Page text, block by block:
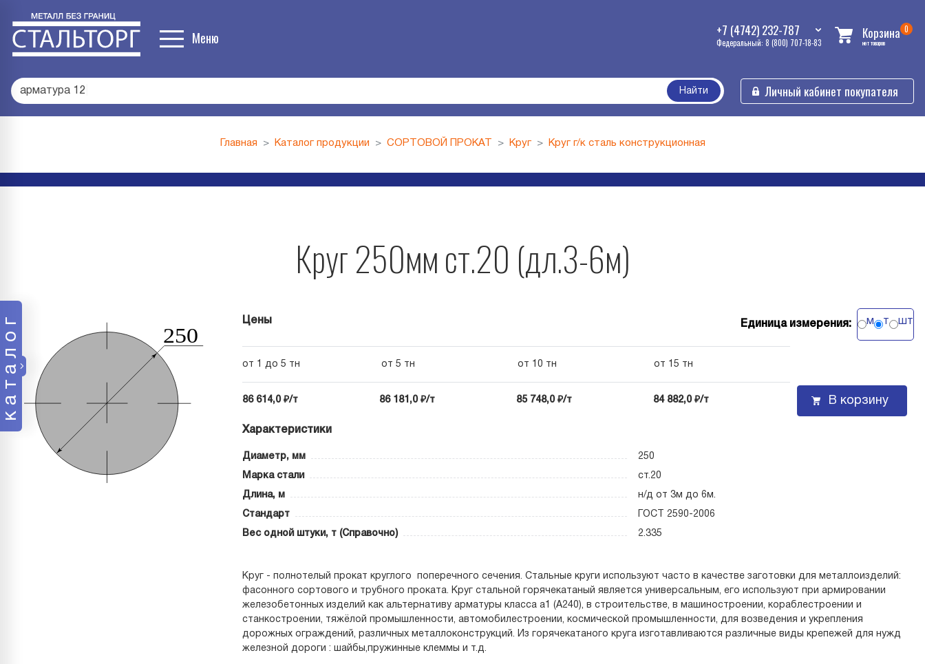
Меню +7 (4742) 232-787
Федеральный: 8 (800) 707-18-83
Корзина 0
нет товаров
арматура 1 | Найти Личный кабинет покупателя
каталог
Главная Каталог продукции СОРТОВОЙ ПРОКАТ Круг Круг г/к сталь конструкционная
Круг 250мм ст.20 (дл.3-6м)
Цены Единица измерения: м т шт
от 1 до 5 тн от 5 тн от 10 тн от 15 тн
86 614,0 ₽/т 86 181,0 ₽/т 85 748,0 ₽/т 84 882,0 ₽/т В корзину
Характеристики
Диаметр, мм 250
Марка стали ст.20
Длина, м н/д от 3м до 6м.
Стандарт ГОСТ 2590-2006
Вес одной штуки, т (Справочно) 2.335
Круг - полнотелый прокат круглого поперечного сечения. Стальные круги используют часто в качестве заготовки для металлоизделий:
фасонного сортового и трубного проката. Круг стальной горячекатаный является универсальным, его используют при армировании
железобетонных изделий как альтернативу арматуры класса а1 (А240), в строительстве, в машиностроении, кораблестроении и
станкостроении, тяжёлой промышленности, автомобилестроении, космической промышленности, для возведения и укрепления
дорожных ограждений, различных металлоконструкций. Из горячекатаного круга изготавливаются различные виды крепежей для нужд
железной дороги : шайбы,пружинные клеммы и т.д.